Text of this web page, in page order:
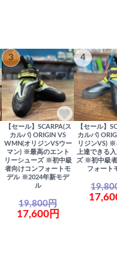
3
【セール】SCARPA(ス
カルパ) ORIGIN VS
WMN(オリジンVSウー
マン) ※最高のエント
リーシューズ ※初中級
者向けコンフォートモ
デル ※2024年新モデ
ル
19,800円
17,600円
4
【セール】
カルパ)
リジンVS) ※
上達できる
ズ ※初中級
フォート